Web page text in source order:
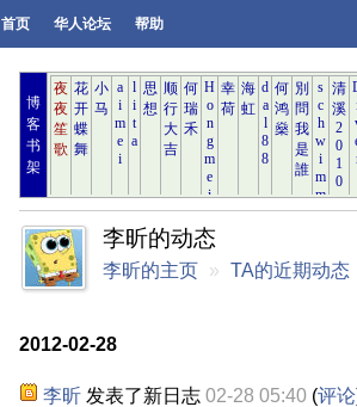
首页 华人论坛 帮助
博
客
书
架
李昕的动态
李昕的主页 » TA的近期动态
2012-02-28
李昕 发表了新日志 02-28 05:40 (评论